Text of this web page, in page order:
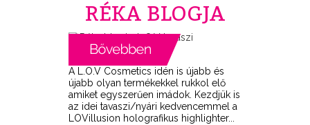
RÉKA BLOGJA
A L.O.V Cosmetics idén is újabb és
újabb olyan termékekkel rukkol elő
amiket egyszerűen imádok. Kezdjük is
az idei tavaszi/nyári kedvencemmel a
LOVillusion holografikus highlighter...